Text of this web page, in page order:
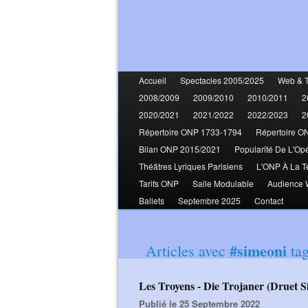
Accueil Spectacles 2005/2025
Web &
2008/2009
2009/2010 2010/2011
2020/2021
2021/2022 2022/2023
Répertoire ONP 1733-1794
Répertoire
Bilan ONP 2015/2021
Popularité De
Théâtres Lyriques Parisiens
L'ONP À La
Tarifs ONP
Salle Modulable
Audience
Ballets
Septembre 2025 Contact
Articles avec #simeoni
Les Troyens - Die Trojaner (Druet
Publié le 25 Septembre 2022